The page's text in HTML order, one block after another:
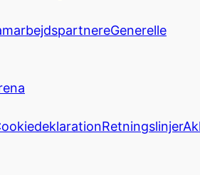
Generelle
Retningslinjer